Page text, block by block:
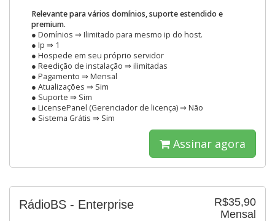
Relevante para vários domínios, suporte estendido e
premium.
● Domínios ⇒ Ilimitado para mesmo ip do host.
● Ip ⇒ 1
● Hospede em seu próprio servidor
● Reedição de instalação ⇒ ilimitadas
● Pagamento ⇒ Mensal
● Atualizações ⇒ Sim
● Suporte ⇒ Sim
● LicensePanel (Gerenciador de licença) ⇒ Não
● Sistema Grátis ⇒ Sim
Assinar agora
R$35,90
Mensal
RádioBS - Enterprise